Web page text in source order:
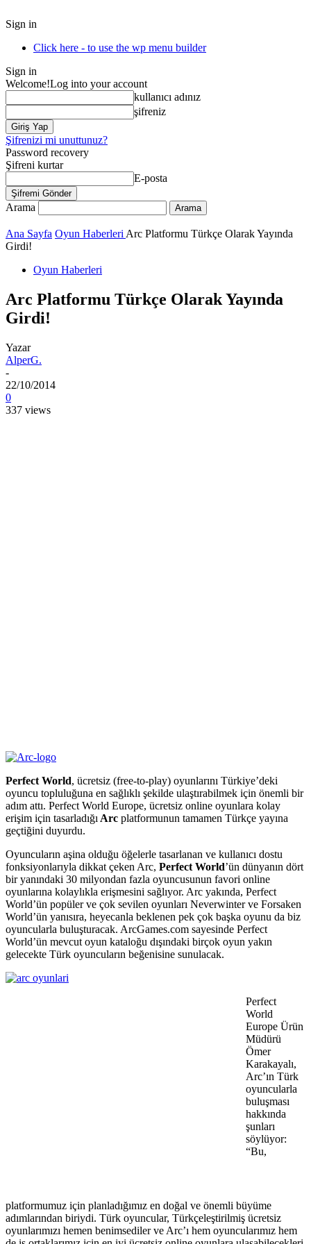
Sign in
Click here - to use the wp menu builder
Sign in
Welcome!Log into your account
kullanıcı adınız
şifreniz
Şifrenizi mi unuttunuz?
Password recovery
Şifreni kurtar
E-posta
Arama
Ana Sayfa Oyun Haberleri Arc Platformu Türkçe Olarak Yayında
Girdi!
Oyun Haberleri
Arc Platformu Türkçe Olarak Yayında
Girdi!
Yazar
AlperG.
-
22/10/2014
0
337 views
Perfect World, ücretsiz (free-to-play) oyunlarını Türkiye’deki
oyuncu topluluğuna en sağlıklı şekilde ulaştırabilmek için önemli bir
adım attı. Perfect World Europe, ücretsiz online oyunlara kolay
erişim için tasarladığı Arc platformunun tamamen Türkçe yayına
geçtiğini duyurdu.
Oyuncuların aşina olduğu öğelerle tasarlanan ve kullanıcı dostu
fonksiyonlarıyla dikkat çeken Arc, Perfect World’ün dünyanın dört
bir yanındaki 30 milyondan fazla oyuncusunun favori online
oyunlarına kolaylıkla erişmesini sağlıyor. Arc yakında, Perfect
World’ün popüler ve çok sevilen oyunları Neverwinter ve Forsaken
World’ün yanısıra, heyecanla beklenen pek çok başka oyunu da biz
oyuncularla buluşturacak. ArcGames.com sayesinde Perfect
World’ün mevcut oyun kataloğu dışındaki birçok oyun yakın
gelecekte Türk oyuncuların beğenisine sunulacak.
Perfect
World
Europe Ürün
Müdürü
Ömer
Karakayalı,
Arc’ın Türk
oyuncularla
buluşması
hakkında
şunları
söylüyor:
“Bu,
platformumuz için planladığımız en doğal ve önemli büyüme
adımlarından biriydi. Türk oyuncular, Türkçeleştirilmiş ücretsiz
oyunlarımızı hemen benimsediler ve Arc’ı hem oyuncularımız hem